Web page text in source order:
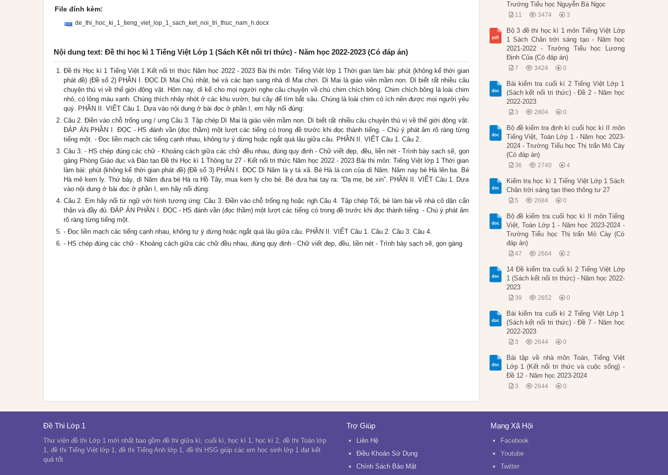
File đính kèm:
de_thi_hoc_ki_1_tieng_viet_lop_1_sach_ket_noi_tri_thuc_nam_h.docx
Nội dung text: Đề thi học kì 1 Tiếng Việt Lớp 1 (Sách Kết nối tri thức) - Năm học 2022-2023 (Có đáp án)
Đề thi Học kì 1 Tiếng Việt 1 Kết nối tri thức Năm học 2022 - 2023 Bài thi môn: Tiếng Việt lớp 1 Thời gian làm bài: phút (không kể thời gian
phát đề) (Đề số 2) PHẦN I. ĐỌC Dì Mai Chủ nhật, bé và các bạn sang nhà dì Mai chơi. Dì Mai là giáo viên mầm non. Dì biết rất nhiều câu
chuyện thú vị về thế giới động vật. Hôm nay, dì kể cho mọi người nghe câu chuyện về chú chim chích bông. Chim chích bông là loài chim
nhỏ, có lông màu xanh. Chúng thích nhảy nhót ở các khu vườn, bụi cây để tìm bắt sâu. Chúng là loài chim có ích nên được mọi người yêu
quý. PHẦN II. VIẾT Câu 1. Dựa vào nội dung ở bài đọc ở phần I, em hãy nối đúng:
Câu 2. Điền vào chỗ trống ung / ưng Câu 3. Tập chép Dì Mai là giáo viên mầm non. Dì biết rất nhiều câu chuyện thú vị về thế giới động vật.
ĐÁP ÁN PHẦN I. ĐỌC - HS đánh vần (đọc thầm) một lượt các tiếng có trong đề trước khi đọc thành tiếng. - Chú ý phát âm rõ ràng từng
tiếng một. - Đọc liền mạch các tiếng cạnh nhau, không tự ý dừng hoặc ngắt quá lâu giữa câu. PHẦN II. VIẾT Câu 1. Câu 2.
Câu 3. - HS chép đúng các chữ - Khoảng cách giữa các chữ đều nhau, đúng quy định - Chữ viết đẹp, đều, liền nét - Trình bày sạch sẽ, gọn
gàng Phòng Giáo dục và Đào tạo Đề thi Học kì 1 Thông tư 27 - Kết nối tri thức Năm học 2022 - 2023 Bài thi môn: Tiếng Việt lớp 1 Thời gian
làm bài: phút (không kể thời gian phát đề) (Đề số 3) PHẦN I. ĐỌC Dì Năm là y tá xã. Bé Hà là con của dì Năm. Năm nay bé Hà lên ba. Bé
Hà mê kem ly. Thứ bảy, dì Năm đưa bé Hà ra Hồ Tây, mua kem ly cho bé. Bé đưa hai tay ra: “Dạ mẹ, bé xin”. PHẦN II. VIẾT Câu 1. Dựa
vào nội dung ở bài đọc ở phần I, em hãy nối đúng:
Câu 2. Em hãy nối từ ngữ với hình tương ứng: Câu 3. Điền vào chỗ trống ng hoặc ngh Câu 4. Tập chép Tối, bé làm bài về nhà cô dặn cẩn
thận và đầy đủ. ĐÁP ÁN PHẦN I. ĐỌC - HS đánh vần (đọc thầm) một lượt các tiếng có trong đề trước khi đọc thành tiếng. - Chú ý phát âm
rõ ràng từng tiếng một.
- Đọc liền mạch các tiếng cạnh nhau, không tự ý dừng hoặc ngắt quá lâu giữa câu. PHẦN II. VIẾT Câu 1. Câu 2. Câu 3. Câu 4.
- HS chép đúng các chữ - Khoảng cách giữa các chữ đều nhau, đúng quy định - Chữ viết đẹp, đều, liền nét - Trình bày sạch sẽ, gọn gàng
Trường Tiểu học Nguyễn Bá Ngọc
11 3474 3
Bộ 3 đề thi học kì 1 môn Tiếng Việt Lớp
1 Sách Chân trời sáng tạo - Năm học
2021-2022 - Trường Tiểu học Lương
Định Của (Có đáp án)
7 3424 0
Bài kiểm tra cuối kì 2 Tiếng Việt Lớp 1
(Sách kết nối tri thức) - Đề 2 - Năm học
2022-2023
3 2804 0
Bộ đề kiểm tra định kì cuối học kì II môn
Tiếng Việt, Toán Lớp 1 - Năm học 2023-
2024 - Trường Tiểu học Thị trấn Mỏ Cày
(Có đáp án)
36 2740 4
Kiểm tra học kì 1 Tiếng Việt Lớp 1 Sách
Chân trời sáng tạo theo thông tư 27
5 2684 0
Bộ đề kiểm tra cuối học kì II môn Tiếng
Việt, Toán Lớp 1 - Năm học 2023-2024 -
Trường Tiểu học Thị trấn Mỏ Cày (Có
đáp án)
47 2664 2
14 Đề kiểm tra cuối kì 2 Tiếng Việt Lớp
1 (Sách kết nối tri thức) - Năm học 2022-
2023
39 2652 0
Bài kiểm tra cuối kì 2 Tiếng Việt Lớp 1
(Sách kết nối tri thức) - Đề 7 - Năm học
2022-2023
3 2644 0
Bài tập về nhà môn Toán, Tiếng Việt
Lớp 1 (Kết nối tri thức và cuộc sống) -
Đề 12 - Năm học 2023-2024
3 2644 0
Đề Thi Lớp 1
Thư viện đề thi Lớp 1 mới nhất bao gồm đề thi giữa kì, cuối kì, học kì 1, học kì 2, đề thi Toán lớp
1, đề thi Tiếng Việt lớp 1, đề thi Tiếng Anh lớp 1, đề thi HSG giúp các em học sinh lớp 1 đạt kết
quả tốt.
Trợ Giúp
Liên Hệ
Điều Khoản Sử Dụng
Chính Sách Bảo Mật
Mạng Xã Hội
Facebook
Youtube
Twitter